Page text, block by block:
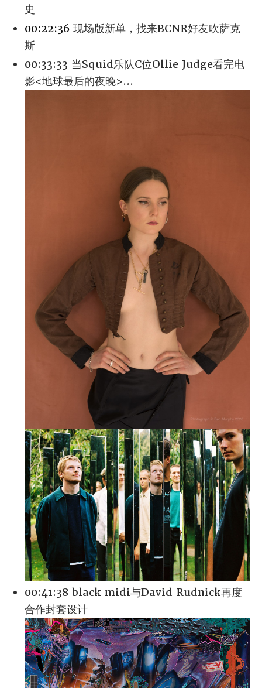
史
00:22:36 现场版新单，找来BCNR好友吹萨克
斯
00:33:33 当Squid乐队C位Ollie Judge看完电
影<地球最后的夜晚>...
00:41:38 black midi与David Rudnick再度
合作封套设计